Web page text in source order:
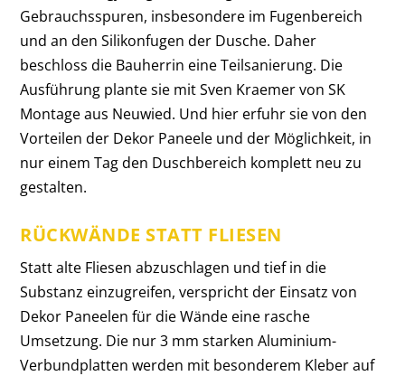
Gebrauchsspuren, insbesondere im Fugenbereich
und an den Silikonfugen der Dusche. Daher
beschloss die Bauherrin eine Teilsanierung. Die
Ausführung plante sie mit Sven Kraemer von SK
Montage aus Neuwied. Und hier erfuhr sie von den
Vorteilen der Dekor Paneele und der Möglichkeit, in
nur einem Tag den Duschbereich komplett neu zu
gestalten.
RÜCKWÄNDE STATT FLIESEN
Statt alte Fliesen abzuschlagen und tief in die
Substanz einzugreifen, verspricht der Einsatz von
Dekor Paneelen für die Wände eine rasche
Umsetzung. Die nur 3 mm starken Aluminium-
Verbundplatten werden mit besonderem Kleber auf